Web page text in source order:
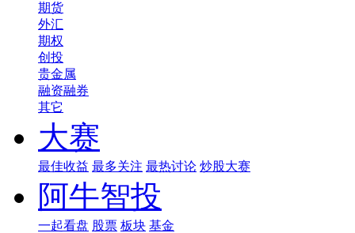
期货
外汇
期权
创投
贵金属
融资融券
其它
大赛
最佳收益 最多关注 最热讨论 炒股大赛
阿牛智投
一起看盘 股票 板块 基金